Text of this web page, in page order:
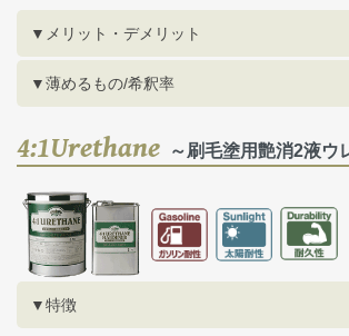
▼メリット・デメリット
▼薄めるもの/希釈率
4:1Urethane ～刷毛塗用艶消2液ウ
▼特徴